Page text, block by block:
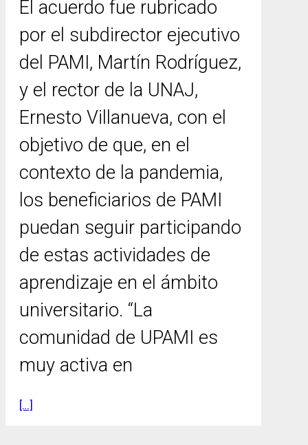
El acuerdo fue rubricado
por el subdirector ejecutivo
del PAMI, Martín Rodríguez,
y el rector de la UNAJ,
Ernesto Villanueva, con el
objetivo de que, en el
contexto de la pandemia,
los beneficiarios de PAMI
puedan seguir participando
de estas actividades de
aprendizaje en el ámbito
universitario. “La
comunidad de UPAMI es
muy activa en
[…]